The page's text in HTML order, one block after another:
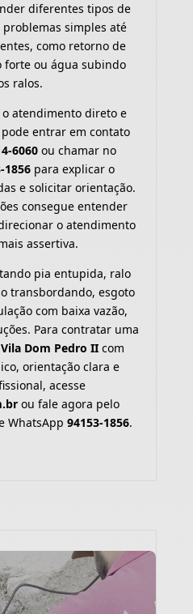
diferentes tipos de
simples até
como retorno de
forte ou água subindo
ralos.
atendimento direto e
entrar em contato
6060ou chamar no
1856para explicar o
e solicitar orientação.
consegue entender
o atendimento
assertiva.
pia entupida, ralo
transbordando, esgoto
com baixa vazão,
Para contratar uma
Dom Pedro II com
orientação clara e
acesse
ou fale agora pelo
WhatsApp 94153-1856.